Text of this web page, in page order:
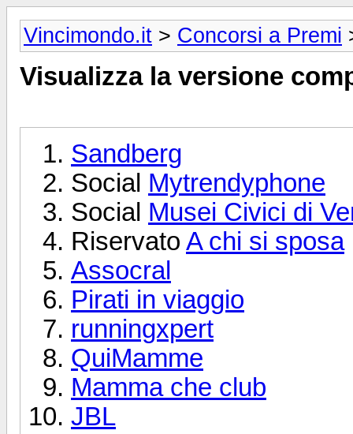
Vincimondo.it > Concorsi a Premi
Visualizza la versione
Sandberg
Social Mytrendyphone
Social Musei Civici di
Riservato A chi si sposa
Assocral
Pirati in viaggio
runningxpert
QuiMamme
Mamma che club
JBL